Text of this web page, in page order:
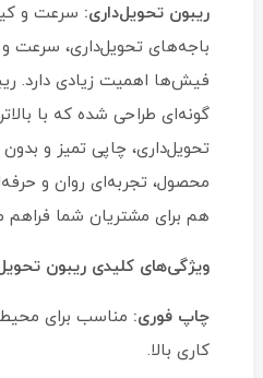
ریبون تحویل‌داری:سرعت و کیفیت
باجه‌های تحویل‌داری، سرعت و
فیش‌ها اهمیت زیادی دارد.
گونه‌ای طراحی شده که با
تحویل‌داری، چاپی تمیز و بدون لک
محصول، تجربه‌ای روان و حرفه‌ای
هم برای مشتریان شما فراهم
ویژگی‌های کلیدی ریبون
چاپ فوری:مناسب برای
کاری بالا.